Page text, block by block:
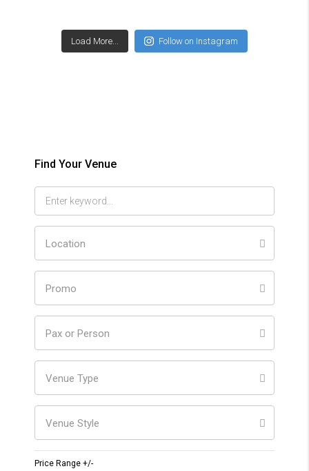
Load More... Follow on Instagram
Find Your Venue
Location
Promo
Pax or Person
Venue Type
Venue Style
Price Range +/-